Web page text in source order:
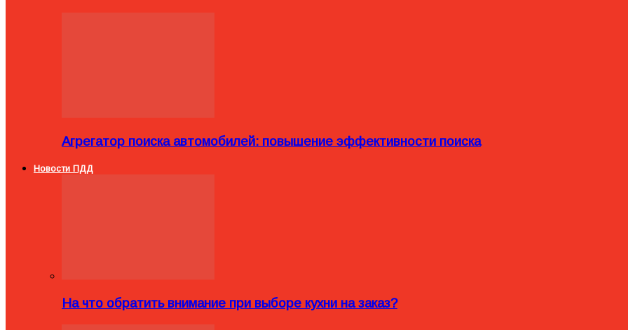
Агрегатор поиска автомобилей: повышение эффективности поиска
Новости ПДД
На что обратить внимание при выборе кухни на заказ?